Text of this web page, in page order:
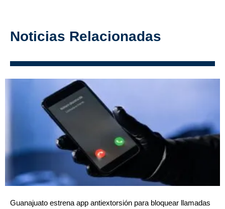
Noticias Relacionadas
Guanajuato estrena app antiextorsión para bloquear llamadas